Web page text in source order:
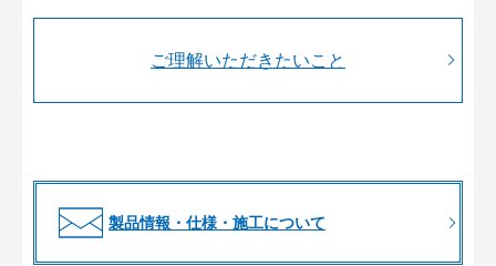
ご理解いただきたいこと
製品情報・仕様・施工について